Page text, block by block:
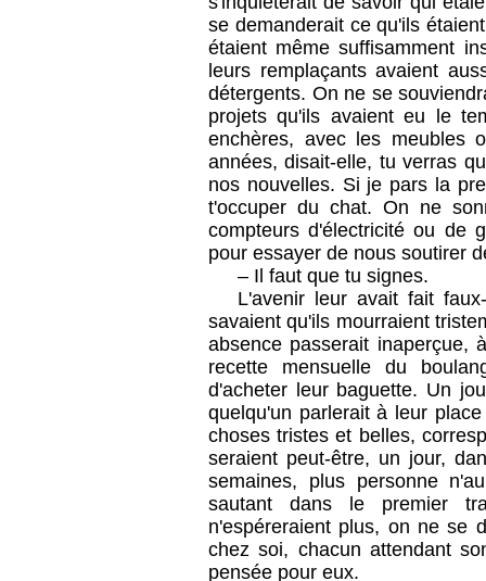
se demanderait ce qu'ils
étaient même suffisamment
leurs remplaçants avaient
détergents. On ne se
projets qu'ils avaient eu le
enchères, avec les meubles
années, disait-elle, tu verras
nos nouvelles. Si je pars la
t'occuper du chat. On ne
compteurs d'électricité ou de
pour essayer de nous soutirer
– Il faut que tu signes.
L'avenir leur avait fait
savaient qu'ils mourraient
absence passerait inaperçue,
recette mensuelle du
d'acheter leur baguette. Un
quelqu'un parlerait à leur
choses tristes et belles,
seraient peut-être, un jour,
semaines, plus personne
sautant dans le premier
n'espéreraient plus, on ne se
chez soi, chacun attendant
pensée pour eux.